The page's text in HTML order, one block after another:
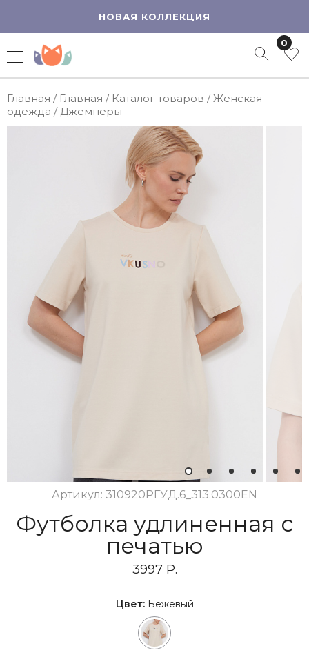
НОВАЯ КОЛЛЕКЦИЯ
0
Главная / Главная / Каталог товаров /Женская
одежда / Джемперы
1
Артикул: 310920РГУД.6_313.0300EN
Футболка удлиненная с
печатью
3997 Р.
Цвет:Бежевый